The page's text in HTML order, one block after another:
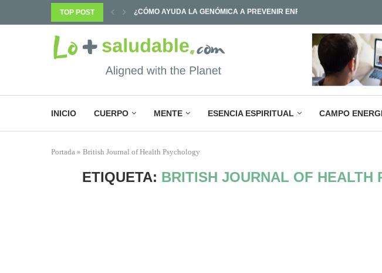
TOP POST
ENFERMEDADES Y... ¿POR QUÉ SABEMOS TANTO Y CAMBIAMOS TAN POCO?
INICIO CUERPO MENTE ESENCIA ESPIRITUAL CAMPO
Portada » British Journal of Health Psychology
ETIQUETA: BRITISH JOURNAL OF HEALTH